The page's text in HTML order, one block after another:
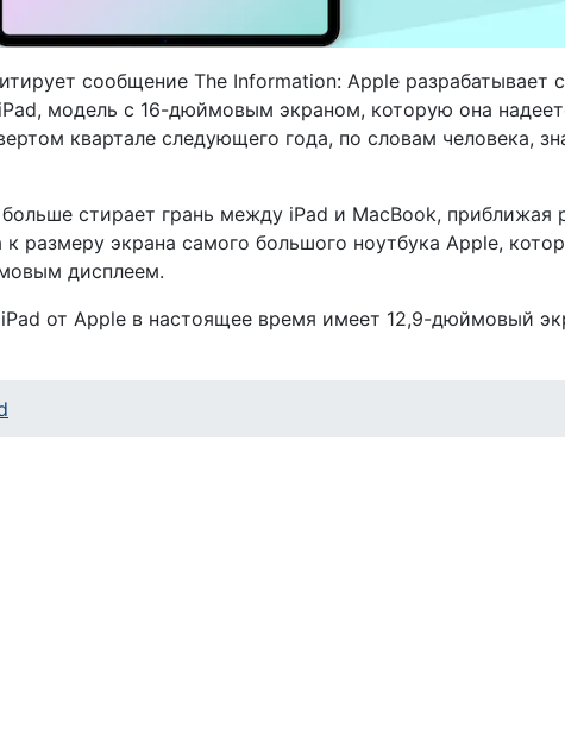
сообщение The Information: Apple разрабатывает
модель с 16-дюймовым экраном, которую она
квартале следующего года, по словам человека,
стирает грань между iPad и MacBook, приближая
к размеру экрана самого большого ноутбука Apple,
дисплеем.
от Apple в настоящее время имеет 12,9-дюймовый